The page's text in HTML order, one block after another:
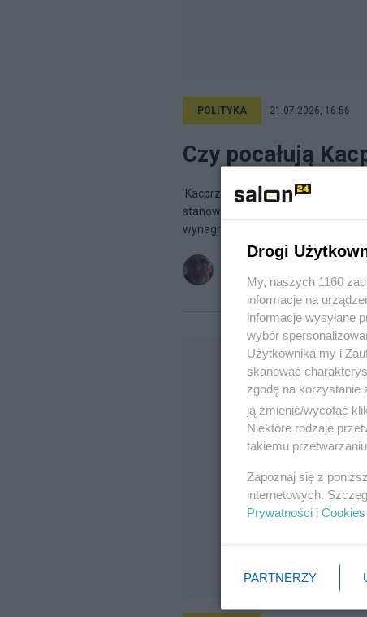
POLITYKA 21.07.2026, 16:56
Czy pocałują
Kacprzyk nie musi być
stanowisko, a nawet samodzielnie
wynagrodzenie koordynatora wynosi
Drogi
My, naszych 1160
informacje na
informacje wysyłane
wybór
Użytkownika my i
skanować
zgodę na korzystanie
ją zmienić/wycofać
Niektóre rodzaje
takiemu
Zapoznaj się z
internetowych.
Prywatności i Cookies
PARTNERZY